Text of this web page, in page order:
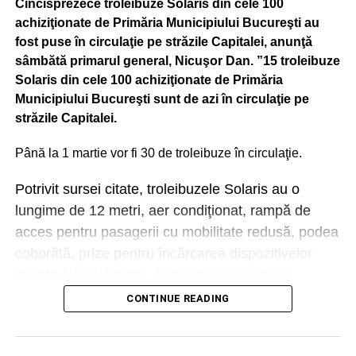
Cincisprezece troleibuze Solaris din cele 100
achiziţionate de Primăria Municipiului Bucureşti au
fost puse în circulaţie pe străzile Capitalei, anunţă
sâmbătă primarul general, Nicuşor Dan. ”15 troleibuze
Solaris din cele 100 achiziţionate de Primăria
Municipiului Bucureşti sunt de azi în circulaţie pe
străzile Capitalei.
Până la 1 martie vor fi 30 de troleibuze în circulaţie.
Potrivit sursei citate, troleibuzele Solaris au o
lungime de 12 metri, aer condiţionat, rampă de
acces pentru pasagerii cu mobilitate redusă, podea
management vehicul cu funcţii GPS şi comunicare
online, sistem de informare audio-video şi sisteme
de numărare a călătorilor.
CONTINUE READING